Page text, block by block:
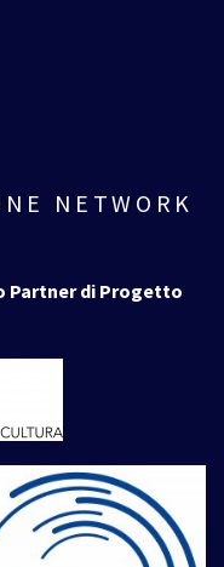
NETWORK
Partner di Progetto